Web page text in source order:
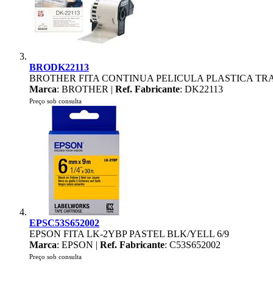
BRODK22113
BROTHER FITA CONTINUA PELICULA PLASTICA
Marca: BROTHER | Ref. Fabricante: DK22113
Preço sob consulta
EPSC53S652002
EPSON FITA LK-2YBP PASTEL BLK/YELL 6/9
Marca: EPSON | Ref. Fabricante: C53S652002
Preço sob consulta